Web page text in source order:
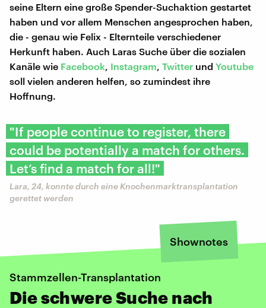
seine Eltern eine große Spender-Suchaktion gestartet
haben und vor allem Menschen angesprochen haben,
die - genau wie Felix - Elternteile verschiedener
Herkunft haben. Auch Laras Suche über die sozialen
Kanäle wie Facebook Instagram Twitter und Youtube
soll vielen anderen helfen, so zumindest ihre
Hoffnung.
"If people continue to register, there
could be potentially a match for others.
Let’s find a match for all!"
Lara, 24, konnte durch eine Knochenmarktransplantation
gerettet werden
Shownotes
Stammzellen-Transplantation
Die schwere Suche nach